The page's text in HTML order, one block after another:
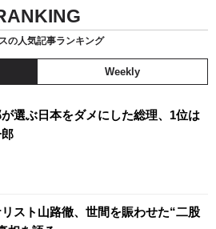
の人気記事ランキング
Weekly
選ぶ日本をダメにした総理、1位は
スト山路徹、世間を賑わせた“二股